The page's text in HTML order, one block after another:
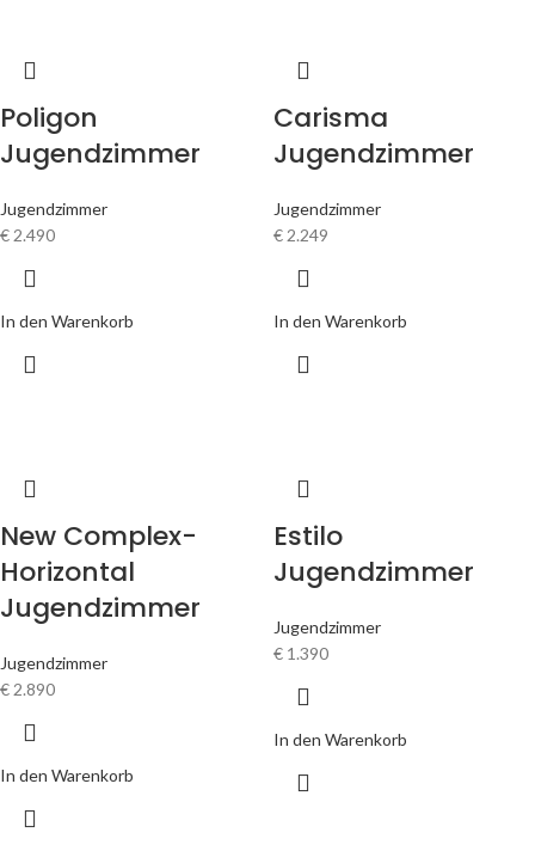
Poligon
Jugendzimmer
Jugendzimmer
€2.490
In den Warenkorb
Carisma
Jugendzimmer
Jugendzimmer
€2.249
In den Warenkorb
New Complex-
Horizontal
Jugendzimmer
Jugendzimmer
€2.890
In den Warenkorb
Estilo
Jugendzimmer
Jugendzimmer
€ 1.390
In den Warenkorb